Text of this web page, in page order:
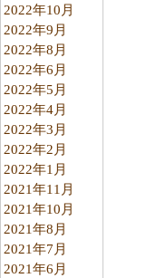
2022年10月
2022年9月
2022年8月
2022年6月
2022年5月
2022年4月
2022年3月
2022年2月
2022年1月
2021年11月
2021年10月
2021年8月
2021年7月
2021年6月